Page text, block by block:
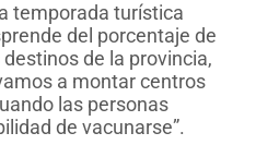
temporada turística
del porcentaje de
de la provincia,
a montar centros
las personas
de vacunarse”.